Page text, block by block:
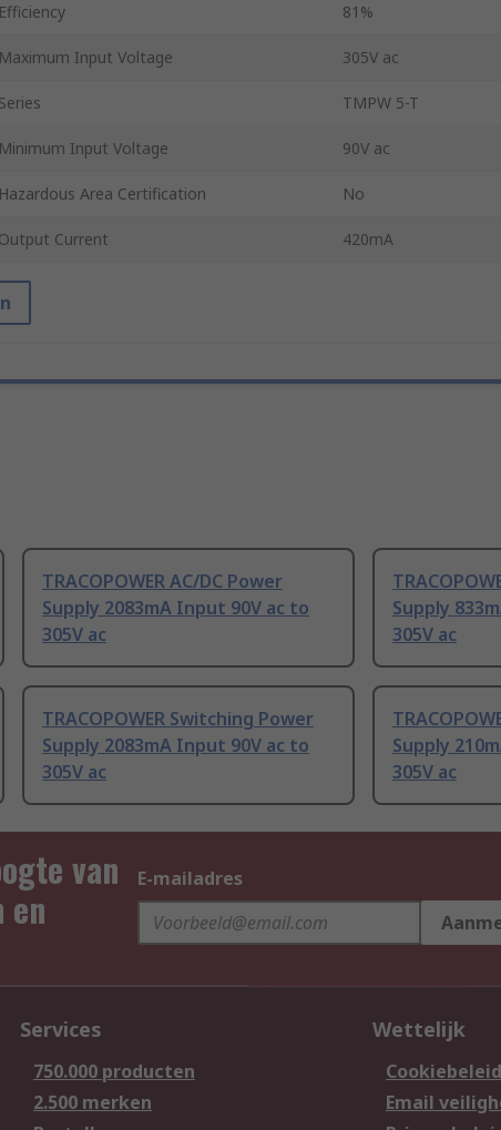
Efficiency 81%
Maximum Input Voltage 305V ac
Series TMPW 5-T
Minimum Input Voltage 90V ac
Hazardous Area Certification No
Output Current 420mA
TRACOPOWER AC/DC Power
Supply 2083mA Input 90V ac to
305V ac
Supply
305V ac
TRACOPOWER Switching Power
Supply 2083mA Input 90V ac to
305V ac
Supply
305V ac
van
en
E-mailadres
Services
750.000 producten
2.500 merken
Wettelijk
Cookiebeleid
Email